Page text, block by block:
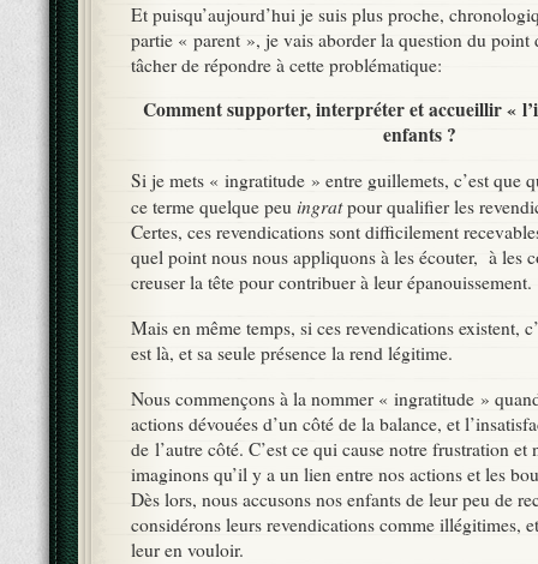
Et puisqu’aujourd’hui je suis plus proche,
partie « parent », je vais aborder la question du point
tâcher de répondre à cette problématique:
Comment supporter, interpréter et accueillir «
enfants ?
Si je mets « ingratitude » entre guillemets, c’est que
ce terme quelque peu ingratpour qualifier les
Certes, ces revendications sont difficilement
quel point nous nous appliquons à les écouter, à les
creuser la tête pour contribuer à leur épanouissement.
Mais en même temps, si ces revendications existent,
est là, et sa seule présence la rend légitime.
Nous commençons à la nommer « ingratitude »
actions dévouées d’un côté de la balance, et
de l’autre côté. C’est ce qui cause notre frustration et
imaginons qu’il y a un lien entre nos actions et les
Dès lors, nous accusons nos enfants de leur peu de
considérons leurs revendications comme illégitimes,
leur en vouloir.